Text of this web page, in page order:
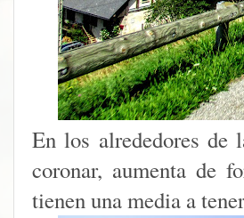
En los alrededores de
coronar, aumenta de
tienen una media a